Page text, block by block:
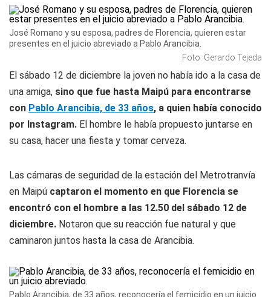
José Romano y su esposa, padres de Florencia, quieren estar
presentes en el juicio abreviado a Pablo Arancibia.
Foto: Gerardo Tejeda
El sábado 12 de diciembre la joven no había ido a la casa de
una amiga, sino que fue hasta Maipú para encontrarse
con Pablo Arancibia, de 33 años, a quien había conocido
por Instagram. El hombre le había propuesto juntarse en
su casa, hacer una fiesta y tomar cerveza.
Las cámaras de seguridad de la estación del Metrotranvía
en Maipú captaron el momento en que Florencia se
encontró con el hombre a las 12.50 del sábado 12 de
diciembre. Notaron que su reacción fue natural y que
caminaron juntos hasta la casa de Arancibia.
Pablo Arancibia, de 33 años, reconocería el femicidio en un juicio